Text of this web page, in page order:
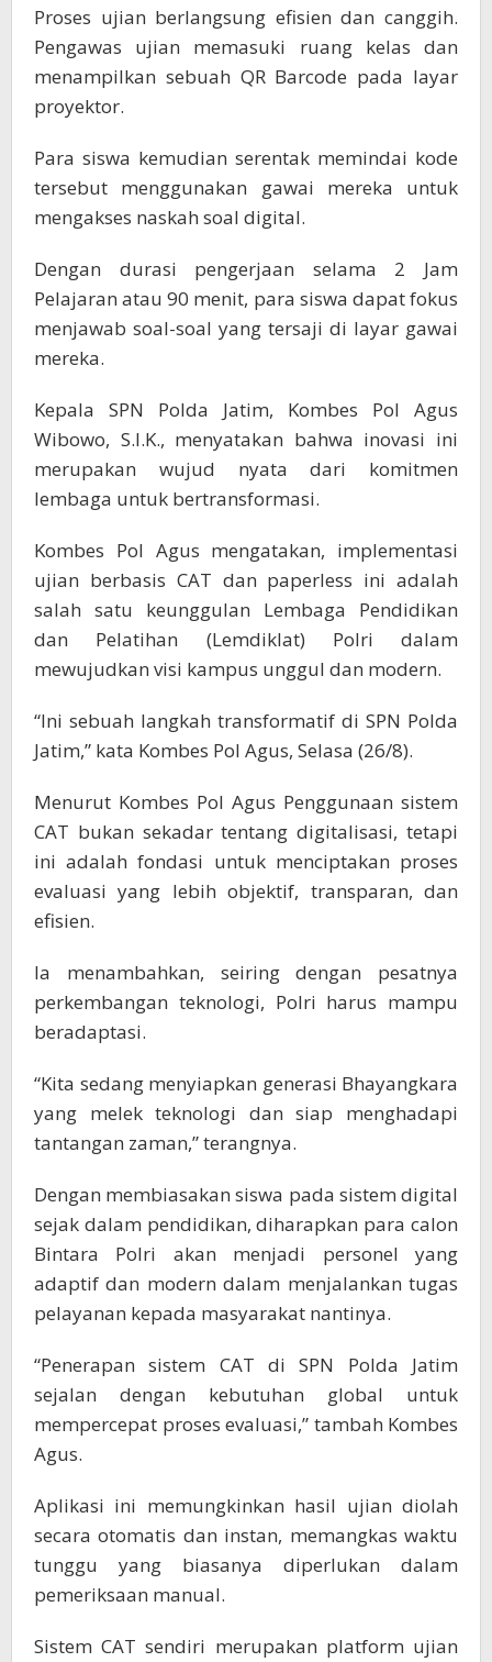
Proses ujian berlangsung efisien dan canggih.
Pengawas ujian memasuki ruang kelas dan
menampilkan sebuah QR Barcode pada layar
proyektor.
Para siswa kemudian serentak memindai kode
tersebut menggunakan gawai mereka untuk
mengakses naskah soal digital.
Dengan durasi pengerjaan selama 2 Jam
Pelajaran atau 90 menit, para siswa dapat fokus
menjawab soal-soal yang tersaji di layar gawai
mereka.
Kepala SPN Polda Jatim, Kombes Pol Agus
Wibowo, S.I.K., menyatakan bahwa inovasi ini
merupakan wujud nyata dari komitmen
lembaga untuk bertransformasi.
Kombes Pol Agus mengatakan, implementasi
ujian berbasis CAT dan paperless ini adalah
salah satu keunggulan Lembaga Pendidikan
dan Pelatihan (Lemdiklat) Polri dalam
mewujudkan visi kampus unggul dan modern.
“Ini sebuah langkah transformatif di SPN Polda
Jatim,” kata Kombes Pol Agus, Selasa (26/8).
Menurut Kombes Pol Agus Penggunaan sistem
CAT bukan sekadar tentang digitalisasi, tetapi
ini adalah fondasi untuk menciptakan proses
evaluasi yang lebih objektif, transparan, dan
efisien.
Ia menambahkan, seiring dengan pesatnya
perkembangan teknologi, Polri harus mampu
beradaptasi.
“Kita sedang menyiapkan generasi Bhayangkara
yang melek teknologi dan siap menghadapi
tantangan zaman,” terangnya.
Dengan membiasakan siswa pada sistem digital
sejak dalam pendidikan, diharapkan para calon
Bintara Polri akan menjadi personel yang
adaptif dan modern dalam menjalankan tugas
pelayanan kepada masyarakat nantinya.
“Penerapan sistem CAT di SPN Polda Jatim
sejalan dengan kebutuhan global untuk
mempercepat proses evaluasi,” tambah Kombes
Agus.
Aplikasi ini memungkinkan hasil ujian diolah
secara otomatis dan instan, memangkas waktu
tunggu yang biasanya diperlukan dalam
pemeriksaan manual.
Sistem CAT sendiri merupakan platform ujian